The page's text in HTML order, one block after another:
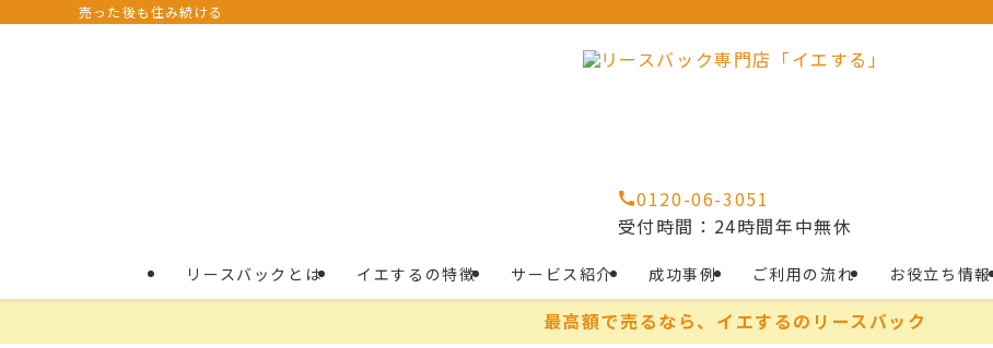
売った後も住み続ける
リースバックとは イエするの特徴 サービス紹介 成功事例 ご利用の流れ お役立ち情報
0120-06-3051
受付時間：24時間年中無休
最高額で売るなら、イエするのリースバック